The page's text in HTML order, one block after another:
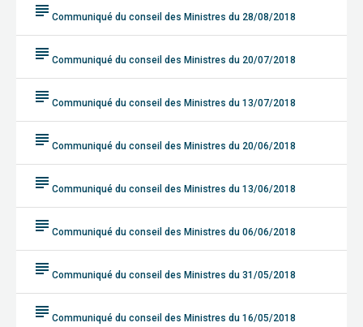
subject Communiqué du conseil des Ministres du 28/08/2018
subject Communiqué du conseil des Ministres du 20/07/2018
subject Communiqué du conseil des Ministres du 13/07/2018
subject Communiqué du conseil des Ministres du 20/06/2018
subject Communiqué du conseil des Ministres du 13/06/2018
subject Communiqué du conseil des Ministres du 06/06/2018
subject Communiqué du conseil des Ministres du 31/05/2018
subject Communiqué du conseil des Ministres du 16/05/2018